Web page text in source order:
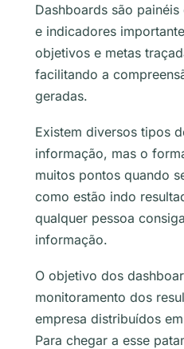
Dashboards são
e indicadores
objetivos e metas
facilitando a
geradas.
Existem diversos tipos
informação, mas o
muitos pontos quando
como estão indo
qualquer pessoa
informação.
O objetivo dos
monitoramento dos
empresa distribuídos
Para chegar a esse